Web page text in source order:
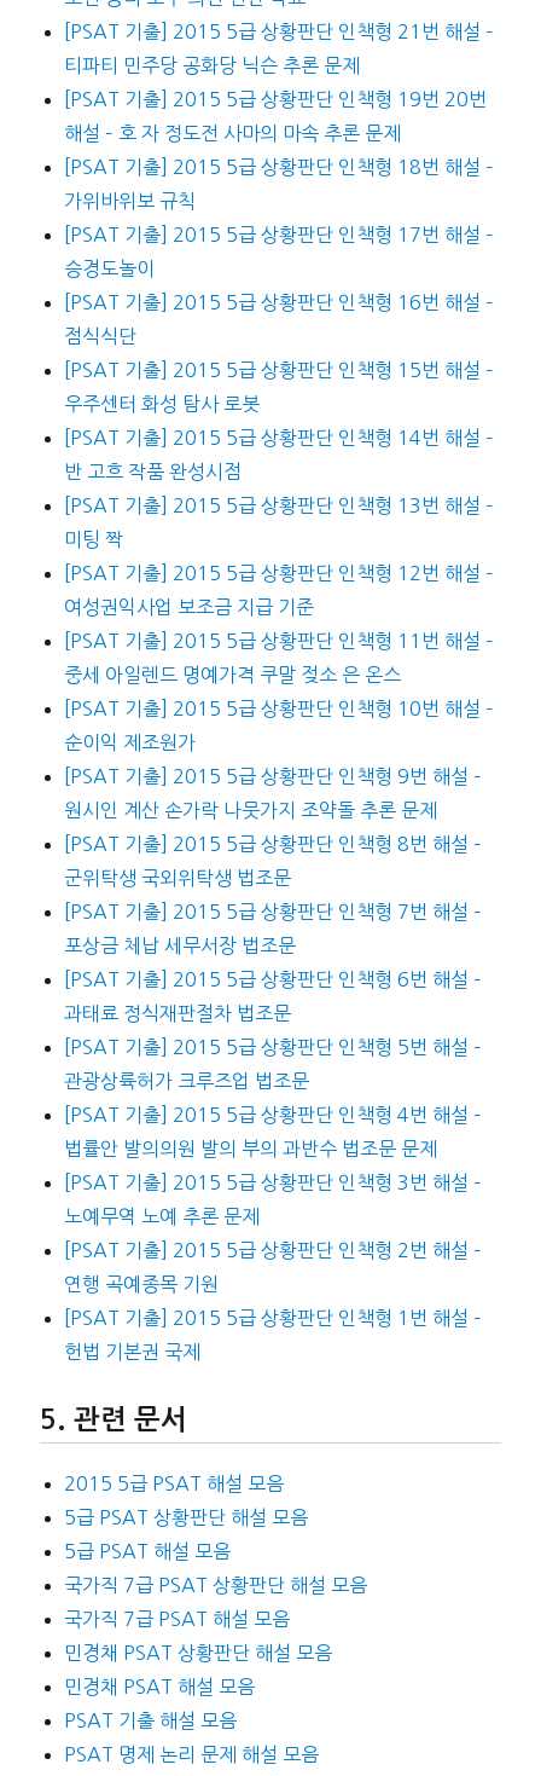
[PSAT 기출] 2015 5급 상황판단 인책형 21번 해설 –
티파티 민주당 공화당 닉슨 추론 문제
[PSAT 기출] 2015 5급 상황판단 인책형 19번 20번
해설 – 호 자 정도전 사마의 마속 추론 문제
[PSAT 기출] 2015 5급 상황판단 인책형 18번 해설 –
가위바위보 규칙
[PSAT 기출] 2015 5급 상황판단 인책형 17번 해설 –
승경도놀이
[PSAT 기출] 2015 5급 상황판단 인책형 16번 해설 –
점식식단
[PSAT 기출] 2015 5급 상황판단 인책형 15번 해설 –
우주센터 화성 탐사 로봇
[PSAT 기출] 2015 5급 상황판단 인책형 14번 해설 –
반 고흐 작품 완성시점
[PSAT 기출] 2015 5급 상황판단 인책형 13번 해설 –
미팅 짝
[PSAT 기출] 2015 5급 상황판단 인책형 12번 해설 –
여성권익사업 보조금 지급 기준
[PSAT 기출] 2015 5급 상황판단 인책형 11번 해설 –
중세 아일렌드 명예가격 쿠말 젖소 은 온스
[PSAT 기출] 2015 5급 상황판단 인책형 10번 해설 –
순이익 제조원가
[PSAT 기출] 2015 5급 상황판단 인책형 9번 해설 –
원시인 계산 손가락 나뭇가지 조약돌 추론 문제
[PSAT 기출] 2015 5급 상황판단 인책형 8번 해설 –
군위탁생 국외위탁생 법조문
[PSAT 기출] 2015 5급 상황판단 인책형 7번 해설 –
포상금 체납 세무서장 법조문
[PSAT 기출] 2015 5급 상황판단 인책형 6번 해설 –
과태료 정식재판절차 법조문
[PSAT 기출] 2015 5급 상황판단 인책형 5번 해설 –
관광상륙허가 크루즈업 법조문
[PSAT 기출] 2015 5급 상황판단 인책형 4번 해설 –
법률안 발의의원 발의 부의 과반수 법조문 문제
[PSAT 기출] 2015 5급 상황판단 인책형 3번 해설 –
노예무역 노예 추론 문제
[PSAT 기출] 2015 5급 상황판단 인책형 2번 해설 –
연행 곡예종목 기원
[PSAT 기출] 2015 5급 상황판단 인책형 1번 해설 –
헌법 기본권 국제
관련 문서
2015 5급 PSAT 해설 모음
5급 PSAT 상황판단 해설 모음
5급 PSAT 해설 모음
국가직 7급 PSAT 상황판단 해설 모음
국가직 7급 PSAT 해설 모음
민경채 PSAT 상황판단 해설 모음
민경채 PSAT 해설 모음
PSAT 기출 해설 모음
PSAT 명제 논리 문제 해설 모음